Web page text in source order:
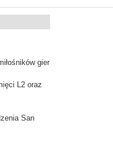
gier
L2 oraz
San